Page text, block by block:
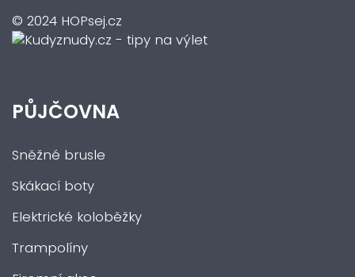
© 2024 HOPsej.cz
PŮJČOVNA
Sněžné brusle
Skákací boty
Elektrické koloběžky
Trampolíny